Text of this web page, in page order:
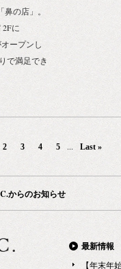
の店」。
に
ープンし
で満足でき
ンディペ
業メゾン
ここでし
ンドや限
がもってい
グランスの
い香りが、
ん。 世の中
に身を任
2 3 4 5 ... Last »
からのお知らせ
最新情報
【年末年